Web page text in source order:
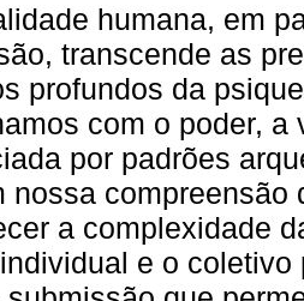
humana, em
transcende as
profundos da
com o poder,
por padrões
nossa
a complexidade
e o